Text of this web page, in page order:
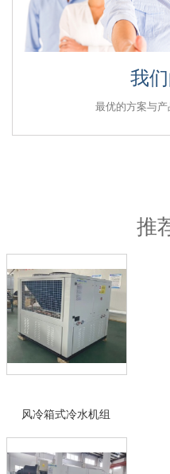
我
最优的方案与
我
最优的方案与
推
风冷箱式冷水机组